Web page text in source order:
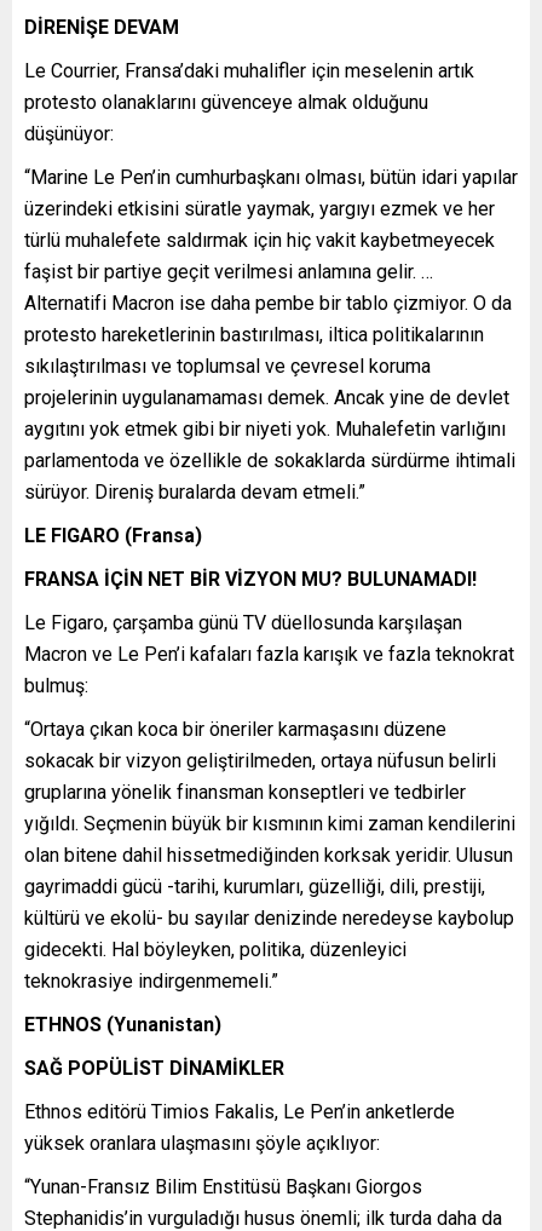
DİRENİŞE DEVAM
Le Courrier, Fransa’daki muhalifler için meselenin artık
protesto olanaklarını güvenceye almak olduğunu
düşünüyor:
“Marine Le Pen’in cumhurbaşkanı olması, bütün idari yapılar
üzerindeki etkisini süratle yaymak, yargıyı ezmek ve her
türlü muhalefete saldırmak için hiç vakit kaybetmeyecek
faşist bir partiye geçit verilmesi anlamına gelir. …
Alternatifi Macron ise daha pembe bir tablo çizmiyor. O da
protesto hareketlerinin bastırılması, iltica politikalarının
sıkılaştırılması ve toplumsal ve çevresel koruma
projelerinin uygulanamaması demek. Ancak yine de devlet
aygıtını yok etmek gibi bir niyeti yok. Muhalefetin varlığını
parlamentoda ve özellikle de sokaklarda sürdürme ihtimali
sürüyor. Direniş buralarda devam etmeli.”
LE FIGARO (Fransa)
FRANSA İÇİN NET BİR VİZYON MU? BULUNAMADI!
Le Figaro, çarşamba günü TV düellosunda karşılaşan
Macron ve Le Pen’i kafaları fazla karışık ve fazla teknokrat
bulmuş:
“Ortaya çıkan koca bir öneriler karmaşasını düzene
sokacak bir vizyon geliştirilmeden, ortaya nüfusun belirli
gruplarına yönelik finansman konseptleri ve tedbirler
yığıldı. Seçmenin büyük bir kısmının kimi zaman kendilerini
olan bitene dahil hissetmediğinden korksak yeridir. Ulusun
gayrimaddi gücü -tarihi, kurumları, güzelliği, dili, prestiji,
kültürü ve ekolü- bu sayılar denizinde neredeyse kaybolup
gidecekti. Hal böyleyken, politika, düzenleyici
teknokrasiye indirgenmemeli.”
ETHNOS (Yunanistan)
SAĞ POPÜLİST DİNAMİKLER
Ethnos editörü Timios Fakalis, Le Pen’in anketlerde
yüksek oranlara ulaşmasını şöyle açıklıyor:
“Yunan-Fransız Bilim Enstitüsü Başkanı Giorgos
Stephanidis’in vurguladığı husus önemli; ilk turda daha da